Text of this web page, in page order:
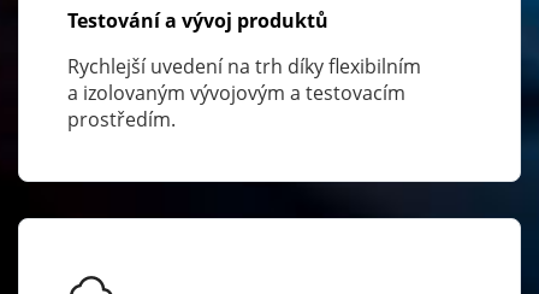
Testování a vývoj produktů
Rychlejší uvedení na trh díky flexibilním
a izolovaným vývojovým a testovacím
prostředím.